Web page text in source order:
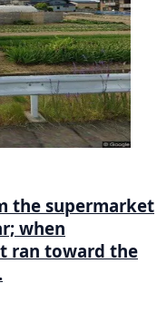
the supermarket
when
ran toward the